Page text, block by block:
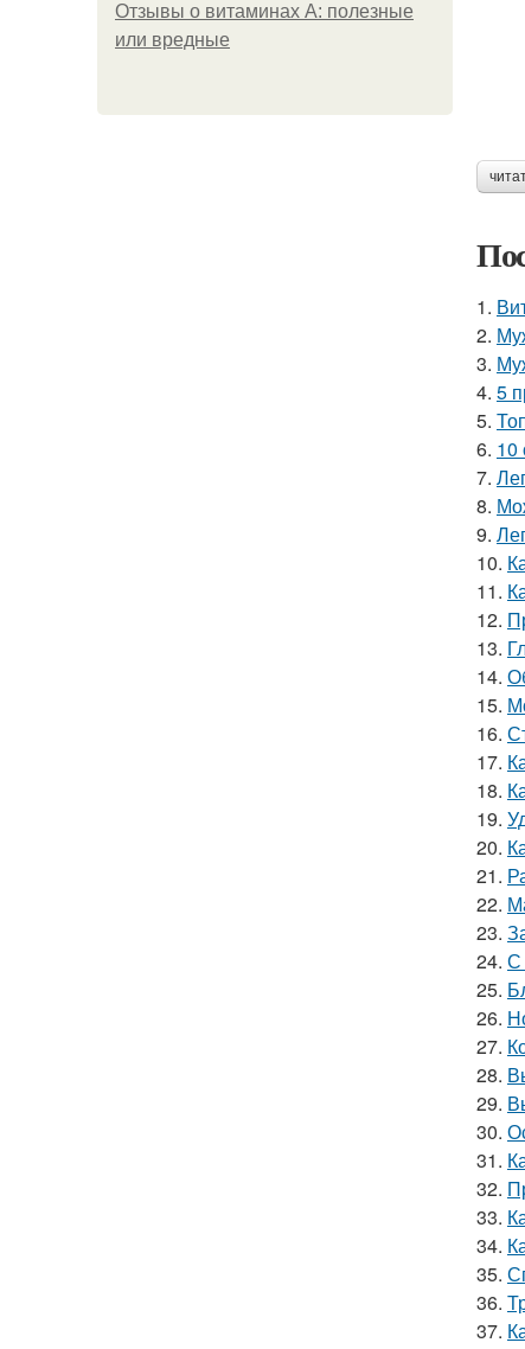
Отзывы о витаминах А: полезные
или вредные
1.
2.
3.
4. 5
5.
6. 10
7.
8.
9.
10.
11.
12.
13.
14.
15.
16.
17.
18.
19.
20.
21.
22.
23.
24. С
25.
26.
27.
28.
29.
30.
31.
32.
33.
34.
35.
36.
37.